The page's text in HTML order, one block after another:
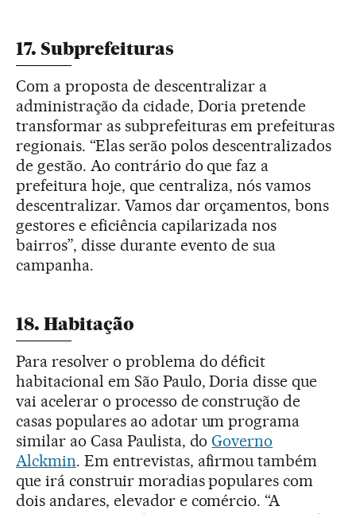
17. Subprefeituras
Com a proposta de descentralizar a
administração da cidade, Doria pretende
transformar as subprefeituras em prefeituras
regionais. “Elas serão polos descentralizados
de gestão. Ao contrário do que faz a
prefeitura hoje, que centraliza, nós vamos
descentralizar. Vamos dar orçamentos, bons
gestores e eficiência capilarizada nos
bairros”, disse durante evento de sua
campanha.
18. Habitação
Para resolver o problema do déficit
habitacional em São Paulo, Doria disse que
vai acelerar o processo de construção de
casas populares ao adotar um programa
similar ao Casa Paulista, doGoverno
Alckmin. Em entrevistas, afirmou também
que irá construir moradias populares com
dois andares, elevador e comércio. “A